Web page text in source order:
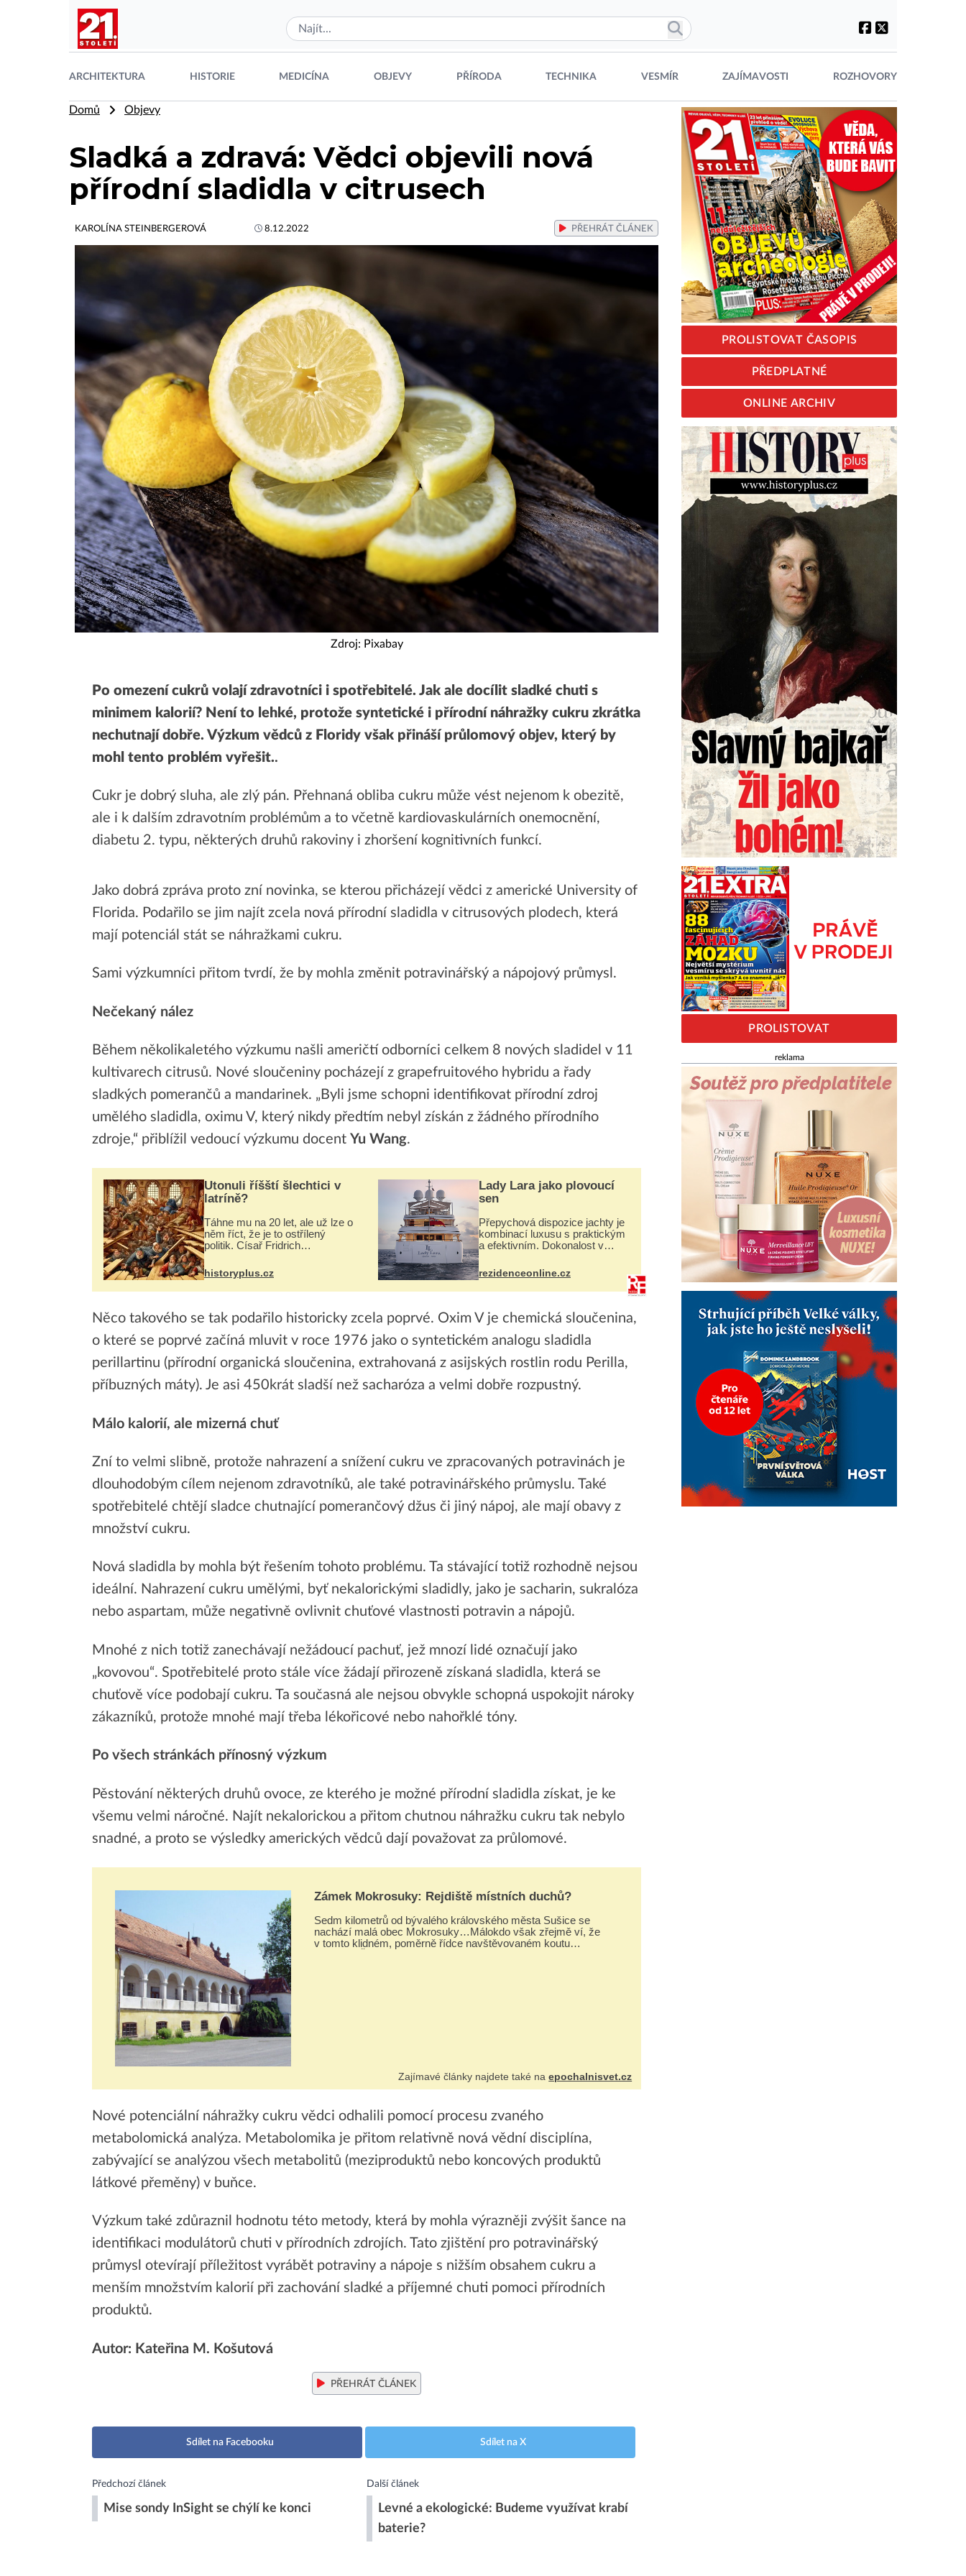
ARCHITEKTURA HISTORIE MEDICÍNA OBJEVY PŘÍRODA TECHNIKA VESMÍR ZAJÍMAVOSTI ROZHOVORY
Domů Objevy
Sladká a zdravá: Vědci objevili nová
přírodní sladidla v citrusech
KAROLÍNA STEINBERGEROVÁ 8.12.2022 PŘEHRÁT ČLÁNEK
Zdroj: Pixabay
Po omezení cukrů volají zdravotníci i spotřebitelé. Jak ale docílit sladké chuti s
minimem kalorií? Není to lehké, protože syntetické i přírodní náhražky cukru zkrátka
nechutnají dobře. Výzkum vědců z Floridy však přináší průlomový objev, který by
mohl tento problém vyřešit..
Cukr je dobrý sluha, ale zlý pán. Přehnaná obliba cukru může vést nejenom k obezitě,
ale i k dalším zdravotním problémům a to včetně kardiovaskulárních onemocnění,
diabetu 2. typu, některých druhů rakoviny i zhoršení kognitivních funkcí.
Jako dobrá zpráva proto zní novinka, se kterou přicházejí vědci z americké University of
Florida. Podařilo se jim najít zcela nová přírodní sladidla v citrusových plodech, která
mají potenciál stát se náhražkami cukru.
Sami výzkumníci přitom tvrdí, že by mohla změnit potravinářský a nápojový průmysl.
Nečekaný nález
Během několikaletého výzkumu našli američtí odborníci celkem 8 nových sladidel v 11
kultivarech citrusů. Nové sloučeniny pocházejí z grapefruitového hybridu a řady
sladkých pomerančů a mandarinek. „Byli jsme schopni identifikovat přírodní zdroj
umělého sladidla, oximu V, který nikdy předtím nebyl získán z žádného přírodního
zdroje,“ přiblížil vedoucí výzkumu docent Yu Wang.
Utonuli říšští šlechtici v
latríně?
Táhne mu na 20 let, ale už lze o
něm říct, že je to ostřílený
politik. Císař Fridrich
syna a dědice Jindřicha VI. do
Erfurtu, aby se stal
prostředníkem při řešení sporu
historyplus.cz
Lady Lara jako plovoucí
sen
Přepychová dispozice jachty je
kombinací luxusu s praktickým
a efektivním. Dokonalost v
značka Fendi Casa, kterou byly
vybaveny její paluby. Monacký
přístav nabízí každoročn...
rezidenceonline.cz
Něco takového se tak podařilo historicky zcela poprvé. Oxim V je chemická sloučenina,
o které se poprvé začíná mluvit v roce 1976 jako o syntetickém analogu sladidla
perillartinu (přírodní organická sloučenina, extrahovaná z asijských rostlin rodu Perilla,
příbuzných máty). Je asi 450krát sladší než sacharóza a velmi dobře rozpustný.
Málo kalorií, ale mizerná chuť
Zní to velmi slibně, protože nahrazení a snížení cukru ve zpracovaných potravinách je
dlouhodobým cílem nejenom zdravotníků, ale také potravinářského průmyslu. Také
spotřebitelé chtějí sladce chutnající pomerančový džus či jiný nápoj, ale mají obavy z
množství cukru.
Nová sladidla by mohla být řešením tohoto problému. Ta stávající totiž rozhodně nejsou
ideální. Nahrazení cukru umělými, byť nekalorickými sladidly, jako je sacharin, sukralóza
nebo aspartam, může negativně ovlivnit chuťové vlastnosti potravin a nápojů.
Mnohé z nich totiž zanechávají nežádoucí pachuť, jež mnozí lidé označují jako
„kovovou“. Spotřebitelé proto stále více žádají přirozeně získaná sladidla, která se
chuťově více podobají cukru. Ta současná ale nejsou obvykle schopná uspokojit nároky
zákazníků, protože mnohé mají třeba lékořicové nebo nahořklé tóny.
Po všech stránkách přínosný výzkum
Pěstování některých druhů ovoce, ze kterého je možné přírodní sladidla získat, je ke
všemu velmi náročné. Najít nekalorickou a přitom chutnou náhražku cukru tak nebylo
snadné, a proto se výsledky amerických vědců dají považovat za průlomové.
Zámek Mokrosuky: Rejdiště místních duchů?
Sedm kilometrů od bývalého královského města Sušice se
nachází malá obec Mokrosuky…Málokdo však zřejmě ví, že
v tomto klidném, poměrně řídce navštěvovaném koutu
Zajímavé články najdete také naepochalnisvet.cz
Nové potenciální náhražky cukru vědci odhalili pomocí procesu zvaného
metabolomická analýza. Metabolomika je přitom relativně nová vědní disciplína,
zabývající se analýzou všech metabolitů (meziproduktů nebo koncových produktů
látkové přeměny) v buňce.
Výzkum také zdůraznil hodnotu této metody, která by mohla výrazněji zvýšit šance na
identifikaci modulátorů chuti v přírodních zdrojích. Tato zjištění pro potravinářský
průmysl otevírají příležitost vyrábět potraviny a nápoje s nižším obsahem cukru a
menším množstvím kalorií při zachování sladké a příjemné chuti pomoci přírodních
produktů.
Autor: Kateřina M. Košutová
PŘEHRÁT ČLÁNEK
Sdílet na Facebooku Sdílet na X
Předchozí článek
Mise sondy InSight se chýlí ke konci
Další článek
Levné a ekologické: Budeme využívat krabí
baterie?
PROLISTOVAT ČASOPIS
PŘEDPLATNÉ
ONLINE ARCHIV
PROLISTOVAT
reklama